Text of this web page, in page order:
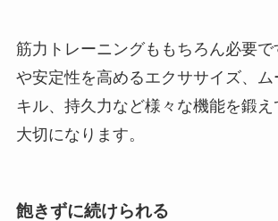
筋力トレーニングももちろん必要で
や安定性を高めるエクササイズ、ム
キル、持久力など様々な機能を鍛
大切になります。
飽きずに続けられる